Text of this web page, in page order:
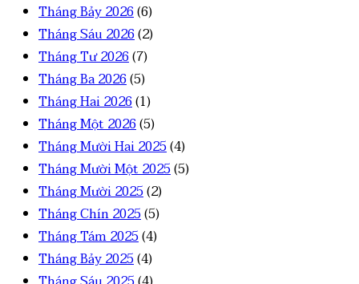
Tháng Bảy 2026(6)
Tháng Sáu 2026(2)
Tháng Tư 2026(7)
Tháng Ba 2026(5)
Tháng Hai 2026(1)
Tháng Một 2026(5)
Tháng Mười Hai 2025(4)
Tháng Mười Một 2025(5)
Tháng Mười 2025(2)
Tháng Chín 2025(5)
Tháng Tám 2025(4)
Tháng Bảy 2025(4)